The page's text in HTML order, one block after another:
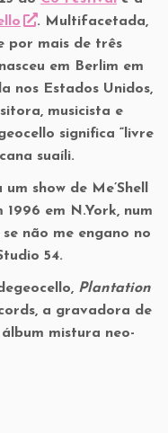
. Multifacetada,
por mais de três
em Berlim em
nos Estados Unidos,
musicista e
significa “livre
suaíli.
show de Me’Shell
1996 em N.York, num
não me engano no
54.
Plantation
a gravadora de
mistura neo-